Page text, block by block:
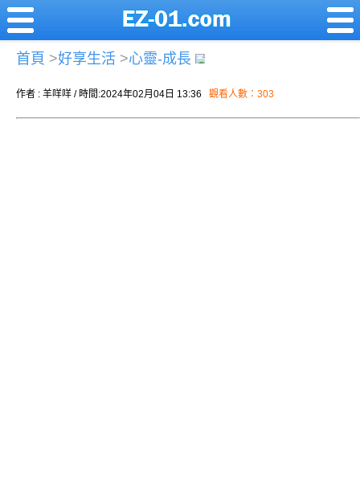
首頁 >好享生活 >心靈-成長
作者 : 羊咩咩 / 時間:2024年02月04日 13:36 觀看人數：303